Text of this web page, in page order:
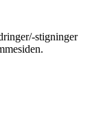
stigninger